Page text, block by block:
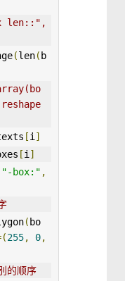
len::" ,
(len( b
[i]
[i ]
"-box:" ,
( bo
255, 0,
的顺序